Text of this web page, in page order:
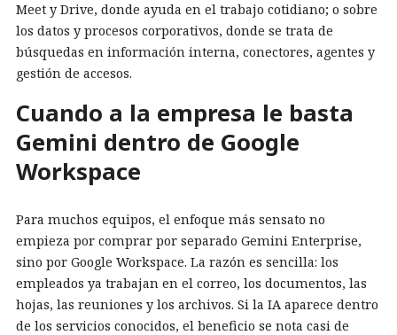
Meet y Drive, donde ayuda en el trabajo cotidiano; o sobre
los datos y procesos corporativos, donde se trata de
búsquedas en información interna, conectores, agentes y
gestión de accesos.
Cuando a la empresa le basta
Gemini dentro de Google
Workspace
Para muchos equipos, el enfoque más sensato no
empieza por comprar por separado Gemini Enterprise,
sino por Google Workspace. La razón es sencilla: los
empleados ya trabajan en el correo, los documentos, las
hojas, las reuniones y los archivos. Si la IA aparece dentro
de los servicios conocidos, el beneficio se nota casi de